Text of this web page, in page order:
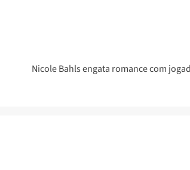
Nicole Bahls engata romance com